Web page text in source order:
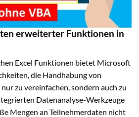
erweiterter Funktionen in
Excel Funktionen bietet Microsoft
die Handhabung von
zu vereinfachen, sondern auch zu
Datenanalyse-Werkzeuge
Mengen an Teilnehmerdaten nicht